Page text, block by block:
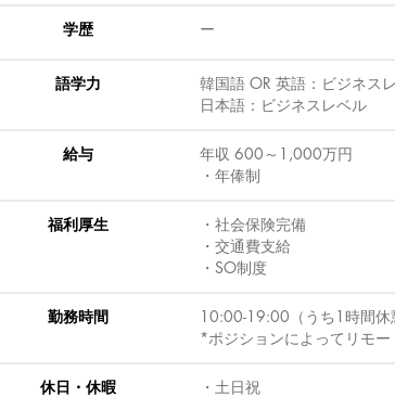
​学歴 ​ー
語学力
韓国語 OR 英語：ビジネス
​日本語：ビジネスレベル
給与
年収 600～1,000万円
・年俸制
福利厚生
・社会保険完備
・交通費支給
・SO制度
​勤務時間
10:00-19:00（うち1時間休
*ポジションによってリモ
休日・休暇
・土日祝